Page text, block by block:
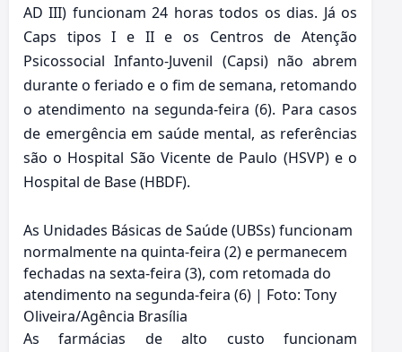
AD III) funcionam 24 horas todos os dias. Já os
Caps tipos I e II e os Centros de Atenção
Psicossocial Infanto-Juvenil (Capsi) não abrem
durante o feriado e o fim de semana, retomando
o atendimento na segunda-feira (6). Para casos
de emergência em saúde mental, as referências
são o Hospital São Vicente de Paulo (HSVP) e o
Hospital de Base (HBDF).
As Unidades Básicas de Saúde (UBSs) funcionam
normalmente na quinta-feira (2) e permanecem
fechadas na sexta-feira (3), com retomada do
atendimento na segunda-feira (6) | Foto: Tony
Oliveira/Agência Brasília
As farmácias de alto custo funcionam